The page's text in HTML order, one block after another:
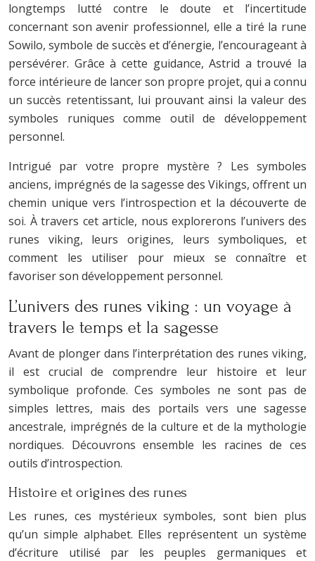
longtemps lutté contre le doute et l’incertitude
concernant son avenir professionnel, elle a tiré la rune
Sowilo, symbole de succès et d’énergie, l’encourageant à
persévérer. Grâce à cette guidance, Astrid a trouvé la
force intérieure de lancer son propre projet, qui a connu
un succès retentissant, lui prouvant ainsi la valeur des
symboles runiques comme outil de développement
personnel.
Intrigué par votre propre mystère ? Les symboles
anciens, imprégnés de la sagesse des Vikings, offrent un
chemin unique vers l’introspection et la découverte de
soi. À travers cet article, nous explorerons l’univers des
runes viking, leurs origines, leurs symboliques, et
comment les utiliser pour mieux se connaître et
favoriser son développement personnel.
L’univers des runes viking : un voyage à
travers le temps et la sagesse
Avant de plonger dans l’interprétation des runes viking,
il est crucial de comprendre leur histoire et leur
symbolique profonde. Ces symboles ne sont pas de
simples lettres, mais des portails vers une sagesse
ancestrale, imprégnés de la culture et de la mythologie
nordiques. Découvrons ensemble les racines de ces
outils d’introspection.
Histoire et origines des runes
Les runes, ces mystérieux symboles, sont bien plus
qu’un simple alphabet. Elles représentent un système
d’écriture utilisé par les peuples germaniques et